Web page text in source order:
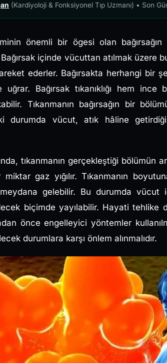
(Kardiyoloji & Fonksiyonel Tıp Uzmanı) • Son
önemli bir ögesi olan
Bağırsak içinde vücuttan atılmak üzere
ederler. Bağırsakta herhangi bir
Bağırsak tıkanıklığı hem ince
Tıkanmanın bağırsağın bir
durumda vücut, atık hâline getirdiği
tıkanmanın gerçekleştiği bölümün
gaz yığılır. Tıkanmanın
meydana gelebilir. Bu durumda
biçimde yayılabilir. Hayati tehlike
önce engelleyici yöntemler
durumlara karşı önlem alınmalıdır.